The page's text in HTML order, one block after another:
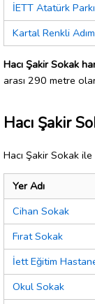
İETT Atatürk
Kartal Renkli
Hacı Şakir Sokak
arası 290 metre
Hacı Şakir
Hacı Şakir Sokak
Yer Adı
Cihan Sokak
Fırat Sokak
İett Eğitim
Okul Sokak